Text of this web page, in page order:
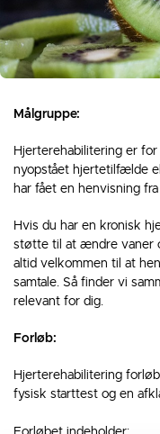
Målgruppe:
Hjerterehabilitering er
nyopstået hjertetilfælde
har fået en henvisning
Hvis du har en kronisk
støtte til at ændre vaner
altid velkommen til at
samtale. Så finder vi
relevant for dig.
Forløb:
Hjerterehabilitering
fysisk starttest og en